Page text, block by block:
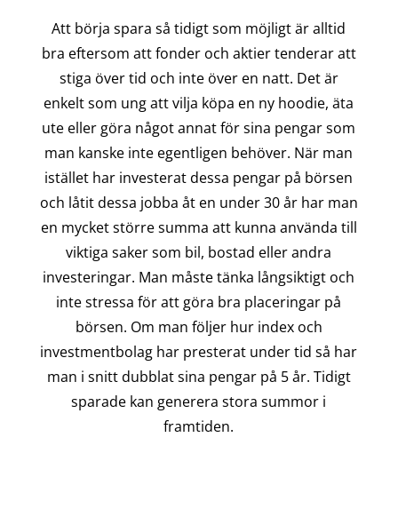
Att börja spara så tidigt som möjligt är alltid
bra eftersom att fonder och aktier tenderar att
stiga över tid och inte över en natt. Det är
enkelt som ung att vilja köpa en ny hoodie, äta
ute eller göra något annat för sina pengar som
man kanske inte egentligen behöver. När man
istället har investerat dessa pengar på börsen
och låtit dessa jobba åt en under 30 år har man
en mycket större summa att kunna använda till
viktiga saker som bil, bostad eller andra
investeringar. Man måste tänka långsiktigt och
inte stressa för att göra bra placeringar på
börsen. Om man följer hur index och
investmentbolag har presterat under tid så har
man i snitt dubblat sina pengar på 5 år. Tidigt
sparade kan generera stora summor i
framtiden.